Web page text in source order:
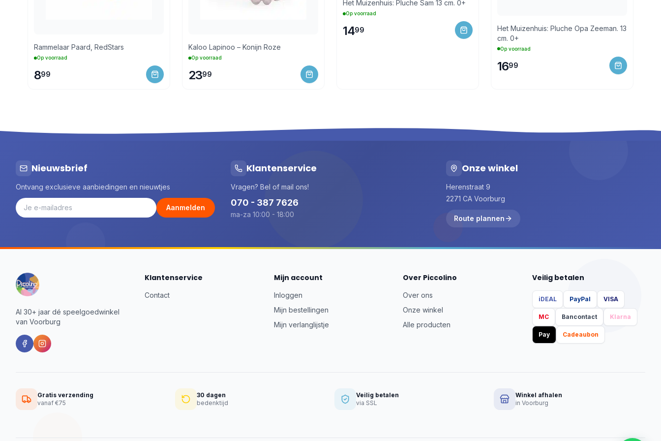
Rammelaar Paard, RedStars
Op voorraad
899
Kaloo Lapinoo – Konijn Roze
Op voorraad
2399
Het Muizenhuis: Pluche Sam 13 cm. 0+
Op voorraad
1499
Het Muizenhuis: Pluche Opa Zeeman. 13
cm. 0+
Op voorraad
1699
Nieuwsbrief
Ontvang exclusieve aanbiedingen en nieuwtjes
Aanmelden
Klantenservice
Vragen? Bel of mail ons!
070 - 387 7626
ma-za 10:00 - 18:00
Onze winkel
Herenstraat 9
2271 CA Voorburg
Route plannen
Al 30+ jaar dé speelgoedwinkel
van Voorburg
Klantenservice
Contact
Mijn account
Inloggen
Mijn bestellingen
Mijn verlanglijstje
Over Piccolino
Over ons
Onze winkel
Alle producten
Veilig betalen
iDEAL PayPal VISA
MC Bancontact Klarna
Pay Cadeaubon
Gratis verzending
vanaf €75
30 dagen
bedenktijd
Veilig betalen
via SSL
Winkel afhalen
in Voorburg